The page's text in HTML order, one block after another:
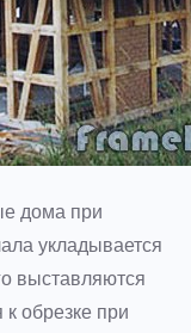
дома при
укладывается
выставляются
обрезке при